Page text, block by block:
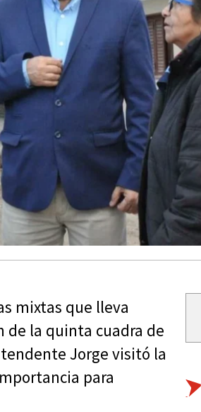
mixtas que lleva
la quinta cuadra de
Jorge visitó la
para